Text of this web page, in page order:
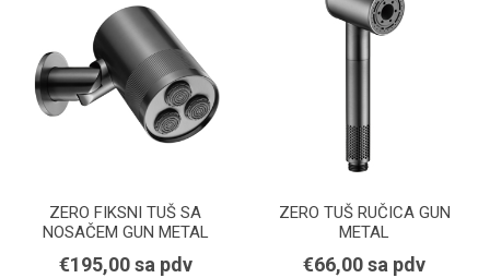
ZERO FIKSNI TUŠ SA
NOSAČEM GUN METAL
€195,00 sa pdv
ZERO TUŠ RUČICA GUN
METAL
€66,00 sa pdv